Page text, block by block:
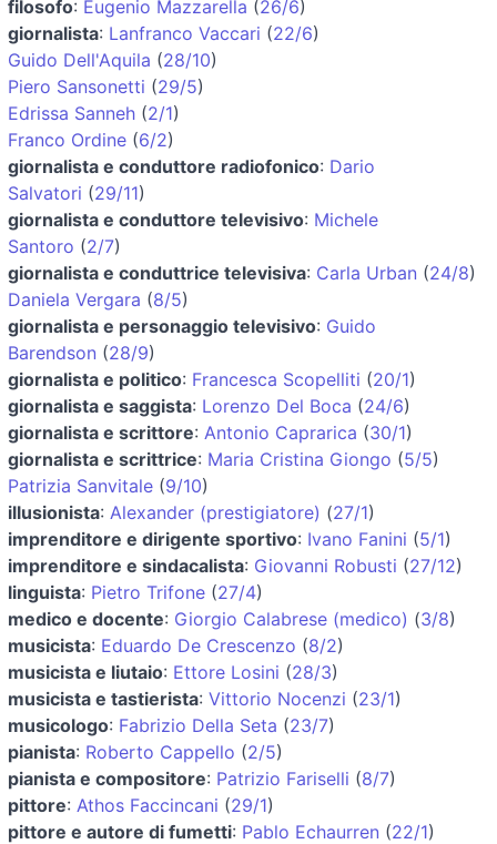
filosofo: Eugenio Mazzarella (26/6)
giornalista: Lanfranco Vaccari (22/6)
Guido Dell'Aquila (28/10)
Piero Sansonetti (29/5)
Edrissa Sanneh (2/1)
Franco Ordine (6/2)
giornalista e conduttore radiofonico: Dario
Salvatori (29/11)
giornalista e conduttore televisivo: Michele
Santoro (2/7)
giornalista e conduttrice televisiva: Carla Urban (24/8)
Daniela Vergara (8/5)
giornalista e personaggio televisivo: Guido
Barendson (28/9)
giornalista e politico: Francesca Scopelliti (20/1)
giornalista e saggista: Lorenzo Del Boca (24/6)
giornalista e scrittore: Antonio Caprarica (30/1)
giornalista e scrittrice: Maria Cristina Giongo (5/5)
Patrizia Sanvitale (9/10)
illusionista: Alexander (prestigiatore) (27/1)
imprenditore e dirigente sportivo: Ivano Fanini (5/1)
imprenditore e sindacalista: Giovanni Robusti (27/12)
linguista: Pietro Trifone (27/4)
medico e docente: Giorgio Calabrese (medico) (3/8)
musicista: Eduardo De Crescenzo (8/2)
musicista e liutaio: Ettore Losini (28/3)
musicista e tastierista: Vittorio Nocenzi (23/1)
musicologo: Fabrizio Della Seta (23/7)
pianista: Roberto Cappello (2/5)
pianista e compositore: Patrizio Fariselli (8/7)
pittore: Athos Faccincani (29/1)
pittore e autore di fumetti: Pablo Echaurren (22/1)